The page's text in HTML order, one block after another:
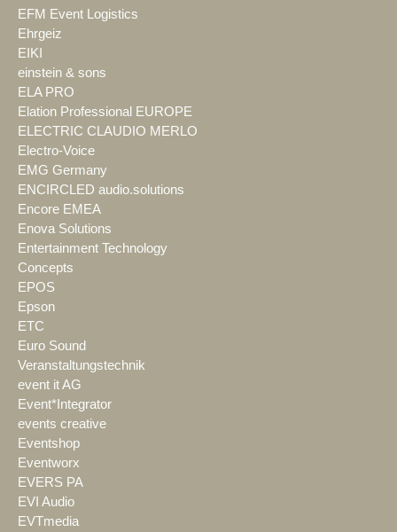
EFM Event Logistics
Ehrgeiz
EIKI
einstein & sons
ELA PRO
Elation Professional EUROPE
ELECTRIC CLAUDIO MERLO
Electro-Voice
EMG Germany
ENCIRCLED audio.solutions
Encore EMEA
Enova Solutions
Entertainment Technology
Concepts
EPOS
Epson
ETC
Euro Sound
Veranstaltungstechnik
event it AG
Event*Integrator
events creative
Eventshop
Eventworx
EVERS PA
EVI Audio
EVTmedia